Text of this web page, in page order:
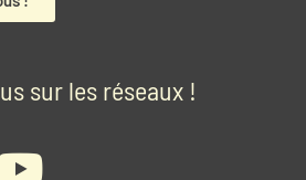
sur les réseaux !